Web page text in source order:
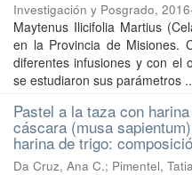
Investigación y Posgrado,
Maytenus Ilicifolia Martius
en la Provincia de Misiones.
diferentes infusiones y con el
se estudiaron sus parámetros
Pastel a la taza con
cáscara (musa
harina de trigo:
Da Cruz, Ana C.; Pimentel,